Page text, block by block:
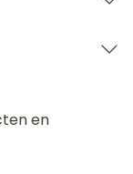
en